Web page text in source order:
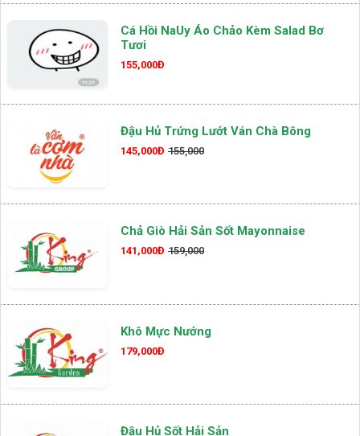
Cá Hồi NaUy Áo Chảo Kèm Salad Bơ
Tươi
155,000Đ
Đậu Hủ Trứng Lướt Ván Chà Bông
145,000Đ 155,000
Chả Giò Hải Sản Sốt Mayonnaise
141,000Đ 159,000
Khô Mực Nướng
179,000Đ
Đậu Hủ Sốt Hải Sản